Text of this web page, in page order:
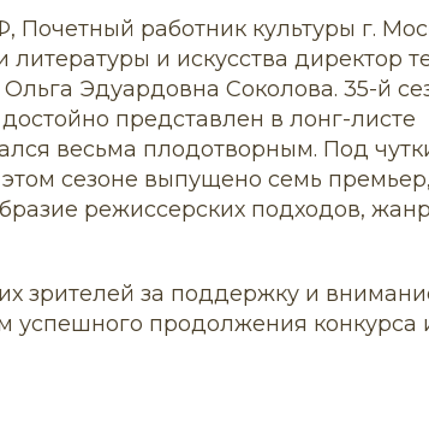
Почетный работник культуры г.
и искусства директор
Эдуардовна Соколова. 35-й
представлен в лонг-листе
весьма плодотворным. Под
сезоне выпущено семь премьер,
режиссерских подходов,
зрителей за поддержку и
продолжения конкурса